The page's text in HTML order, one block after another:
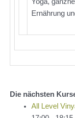
Ernährung
Die nächsten
All Level